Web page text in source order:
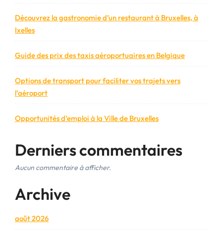
Découvrez la gastronomie d’un restaurant à Bruxelles, à
Ixelles
Guide des prix des taxis aéroportuaires en Belgique
Options de transport pour faciliter vos trajets vers
l’aéroport
Opportunités d’emploi à la Ville de Bruxelles
Derniers commentaires
Aucun commentaire à afficher.
Archive
août 2026